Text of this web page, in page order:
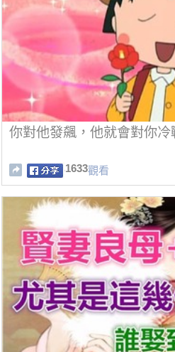
你對他發飆，他就會對你冷
1633觀看